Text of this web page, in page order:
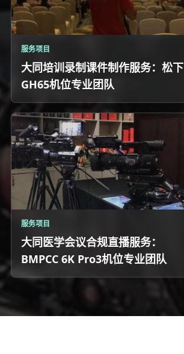
服务项目
大同培训录制课件制作服务：松下
GH65机位专业团队
服务项目
大同医学会议合规直播服务：
BMPCC 6K Pro3机位专业团队